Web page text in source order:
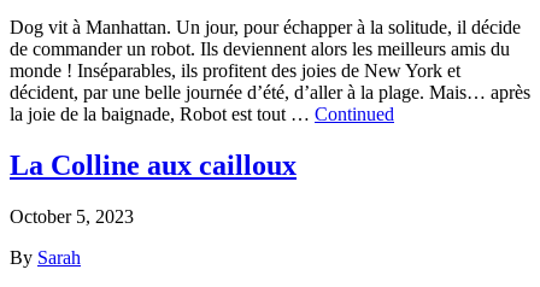
Dog vit à Manhattan. Un jour, pour échapper à la solitude, il décide
de commander un robot. Ils deviennent alors les meilleurs amis du
monde ! Inséparables, ils profitent des joies de New York et
décident, par une belle journée d’été, d’aller à la plage. Mais… après
la joie de la baignade, Robot est tout … Continued
La Colline aux cailloux
October 5, 2023
By Sarah